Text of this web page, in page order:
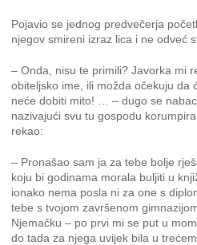
Pojavio se jednog predvečerja
njegov smireni izraz lica i ne odveć
– Onda, nisu te primili? Javorka mi
obiteljsko ime, ili možda očekuju da
neće dobiti mito! … – dugo se
nazivajući svu tu gospodu
rekao:
– Pronašao sam ja za tebe bolje
koju bi godinama morala buljiti u
ionako nema posla ni za one s
tebe s tvojom završenom
Njemačku – po prvi mi se put u
do tada za njega uvijek bila u